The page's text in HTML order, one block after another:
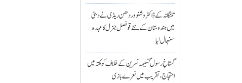
تلنگانہ کے ڈاکٹر وشنو وردھن ریڈی نے دبئی
میں ہندوستان کے نئے قونصل جنرل کا عہدہ
سنبھال لیا
گستاخِ رسولؐ تسلیمہ نسرین کے خلاف کولکتہ میں
احتجاج، تقریب میں نعرے بازی